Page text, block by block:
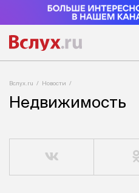
Вслух.ru Новости
Недвижимость